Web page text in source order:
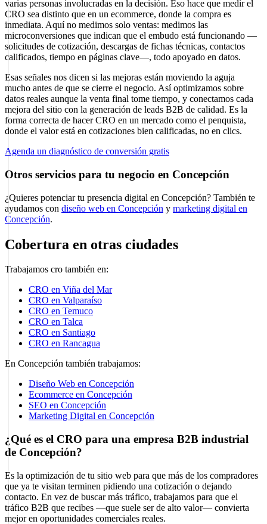
varias personas involucradas en la decisión. Eso hace que medir el
CRO sea distinto que en un ecommerce, donde la compra es
inmediata. Aquí no medimos solo ventas: medimos las
microconversiones que indican que el embudo está funcionando —
solicitudes de cotización, descargas de fichas técnicas, contactos
calificados, tiempo en páginas clave—, todo apoyado en datos.
Esas señales nos dicen si las mejoras están moviendo la aguja
mucho antes de que se cierre el negocio. Así optimizamos sobre
datos reales aunque la venta final tome tiempo, y conectamos cada
mejora del sitio con la generación de leads B2B de calidad. Es la
forma correcta de hacer CRO en un mercado como el penquista,
donde el valor está en cotizaciones bien calificadas, no en clics.
Agenda un diagnóstico de conversión gratis
Otros servicios para tu negocio en Concepción
¿Quieres potenciar tu presencia digital en Concepción? También te
ayudamos con diseño web en Concepción y marketing digital en
Concepción.
Cobertura en otras ciudades
Trabajamos cro también en:
CRO en Viña del Mar
CRO en Valparaíso
CRO en Temuco
CRO en Talca
CRO en Santiago
CRO en Rancagua
En Concepción también trabajamos:
Diseño Web en Concepción
Ecommerce en Concepción
SEO en Concepción
Marketing Digital en Concepción
¿Qué es el CRO para una empresa B2B industrial
de Concepción?
Es la optimización de tu sitio web para que más de los compradores
que ya te visitan terminen pidiendo una cotización o dejando
contacto. En vez de buscar más tráfico, trabajamos para que el
tráfico B2B que recibes —que suele ser de alto valor— convierta
mejor en oportunidades comerciales reales.